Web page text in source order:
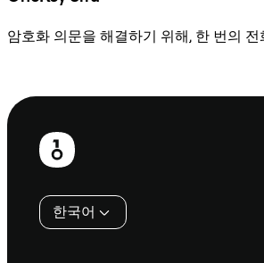
암호화 의문을 해결하기 위해, 한 번의 전
보
한국어